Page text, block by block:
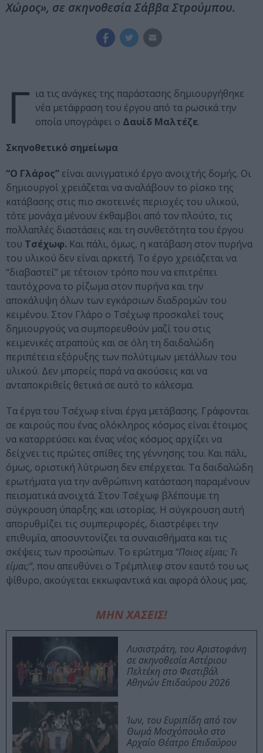
Χώρος», σε σκηνοθεσία Σάββα Στρούμπου.
Γ ια τις ανάγκες της παράστασης δημιουργήθηκε
νέα μετάφραση του έργου από τα ρωσικά την
οποία υπογράφει ο Δαυίδ Μαλτέζε.
Σκηνοθετικό σημείωμα
“Ο Γλάρος” είναι αινιγματικό έργο ανοιχτής δομής. Οι
δημιουργοί χρειάζεται να αναλάβουν το ρίσκο της
κατάβασης στις πιο σκοτεινές περιοχές του υλικού,
τότε μονάχα μένουν έκθαμβοι από τον πλούτο, τις
πολλαπλές διαστάσεις και τη συνθετότητα του έργου
του Τσέχωφ. Και πάλι, όμως, η κατάβαση στον πυρήνα
του υλικού δεν είναι αρκετή. Το έργο χρειάζεται να
“διαβαστεί” με τέτοιον τρόπο που να επιτρέπει
ταυτόχρονα το ρίζωμα στον πυρήνα και την
αποκάλυψη όλων των εγκάρσιων διαδρομών του
κειμένου. Στον Γλάρο ο Τσέχωφ προσκαλεί τους
δημιουργούς να συμπορευθούν μαζί του στις
κειμενικές ατραπούς και σε όλη τη δαιδαλώδη
περιπέτεια εξόρυξης των πολύτιμων μετάλλων του
υλικού. Δεν μπορείς παρά να ακούσεις και να
ανταποκριθείς θετικά σε αυτό το κάλεσμα.
Τα έργα του Τσέχωφ είναι έργα μετάβασης. Γράφονται
σε καιρούς που ένας ολόκληρος κόσμος είναι έτοιμος
να καταρρεύσει και ένας νέος κόσμος αρχίζει να
δείχνει τις πρώτες σπίθες της γέννησης του. Και πάλι,
όμως, οριστική λύτρωση δεν επέρχεται. Τα δαιδαλώδη
ερωτήματα για την ανθρώπινη κατάσταση παραμένουν
πεισματικά ανοιχτά. Στον Τσέχωφ βλέπουμε τη
σύγκρουση ύπαρξης και ιστορίας. Η σύγκρουση αυτή
απορυθμίζει τις συμπεριφορές, διαστρέφει την
επιθυμία, αποσυντονίζει τα συναισθήματα και τις
σκέψεις των προσώπων. Το ερώτημα “Ποιος είμαι; Τι
είμαι;”, που απευθύνει ο Τρέμπλιεφ στον εαυτό του ως
ψίθυρο, ακούγεται εκκωφαντικά και αφορά όλους μας.
ΜΗΝ ΧΑΣΕΙΣ!
Λυσιστράτη, του Αριστοφάνη
σε σκηνοθεσία Αστέριου
Πελτέκη στο Φεστιβάλ
Αθηνών Επιδαύρου 2026
Ίων, του Ευριπίδη από τον
Θωμά Μοσχόπουλο στο
Αρχαίο Θέατρο Επιδαύρου